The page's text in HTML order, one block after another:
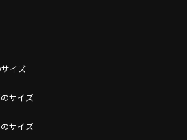
サイズ
サイズ
サイズ